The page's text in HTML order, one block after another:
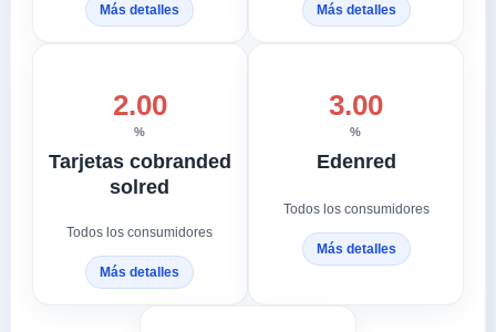
Más detalles Más detalles
2.00
%
Tarjetas cobranded
solred
Todos los consumidores
Más detalles
3.00
%
Edenred
Todos los consumidores
Más detalles